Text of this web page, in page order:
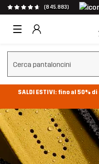
(845.883)
Cancella ricerca
SALDI ESTIVI: fino al 50%